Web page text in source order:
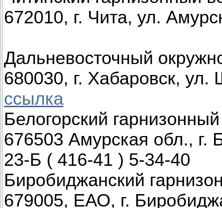
672010, г. Чита, ул.
Дальневосточный
680030, г. Хабаровск,
ссылка
Белогорский
676503 Амурская обл., г.
23-Б ( 416-41 ) 5-34-40
Биробиджанский
679005, ЕАО, г.